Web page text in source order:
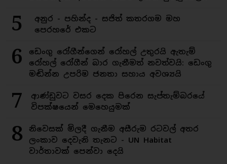
5
අනුර - පහින්ද - සජිත් කතරගම මහ
පෙරහරේ එකට
6
ඩෙංගු රෝගීන්ගෙන් රෝහල් උතුරයි ඇතැම්
රෝහල් රෝගීන් බාර ගැනීමත් නවත්වයි: ඩෙංගු
මඬින්න උපරිම ජනතා සහාය අවශ්‍යයි
7
ආණ්ඩුවට වසර දෙක පිරෙන සැප්තැම්බරයේ
විපක්ෂයෙන් මෙහෙයුමක්
8
නිවෙසක් මිලදී ගැනීම අසීරුම රටවල් අතර
ලංකාව දෙවැනි තැනට - UN Habitat
වාර්තාවක් පෙන්වා දෙයි